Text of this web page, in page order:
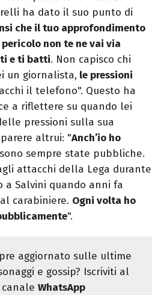
ha dato il suo punto di
che il tuo approfondimento
non te ne vai via
e ti batti. Non capisco chi
un giornalista, le pressioni
il telefono". Questo ha
a riflettere su quando lei
pressioni sulla sua
altrui: "Anch’io ho
sempre state pubbliche.
attacchi della Lega durante
a Salvini quando anni fa
carabiniere. Ogni volta ho
".
aggiornato sulle ultime
e gossip? Iscriviti al
WhatsApp